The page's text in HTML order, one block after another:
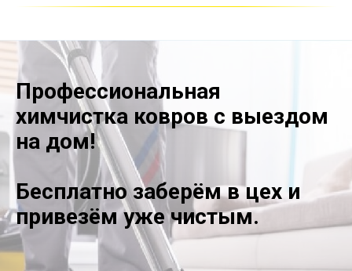
Профессиональная
химчистка ковров с выездом
на дом!
Бесплатно заберём в цех и
привезём уже чистым.